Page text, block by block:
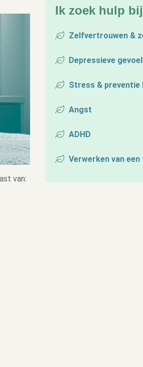
van:
Ik zoek hulp bij
Zelfvertrouwen &
Depressieve
Stress & preventie
Angst
ADHD
Verwerken van